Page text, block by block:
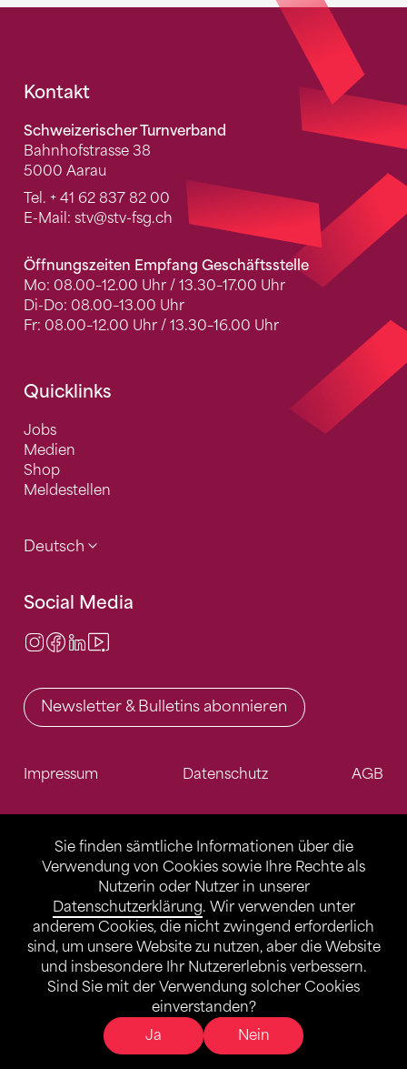
Sie finden sämtliche Informationen über die
Verwendung von Cookies sowie Ihre Rechte als
Nutzerin oder Nutzer in unserer
Datenschutzerklärung. Wir verwenden unter
anderem Cookies, die nicht zwingend erforderlich
sind, um unsere Website zu nutzen, aber die Website
und insbesondere Ihr Nutzererlebnis verbessern.
Sind Sie mit der Verwendung solcher Cookies
einverstanden?
Ja
Nein
Fusszeile
Kontakt
Schweizerischer Turnverband
Bahnhofstrasse 38
5000 Aarau
Tel. + 41 62 837 82 00
E-Mail: stv@stv-fsg.ch
Öffnungszeiten Empfang Geschäftsstelle
Mo: 08.00–12.00 Uhr / 13.30–17.00 Uhr
Di-Do: 08.00–13.00 Uhr
Fr: 08.00–12.00 Uhr / 13.30–16.00 Uhr
Quicklinks
Jobs
Medien
Shop
Meldestellen
Deutsch
Social Media
Instagram
Facebook
LinkedIn
Newsletter & Bulletins abonnieren
Impressum Datenschutz AGB